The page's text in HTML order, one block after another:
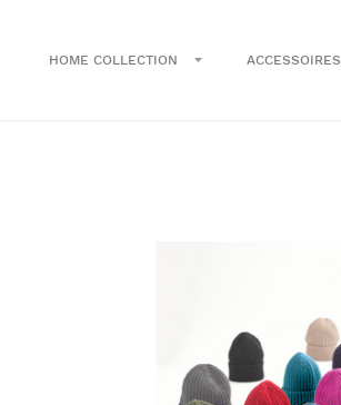
HOME COLLECTION ACCESSOIRES